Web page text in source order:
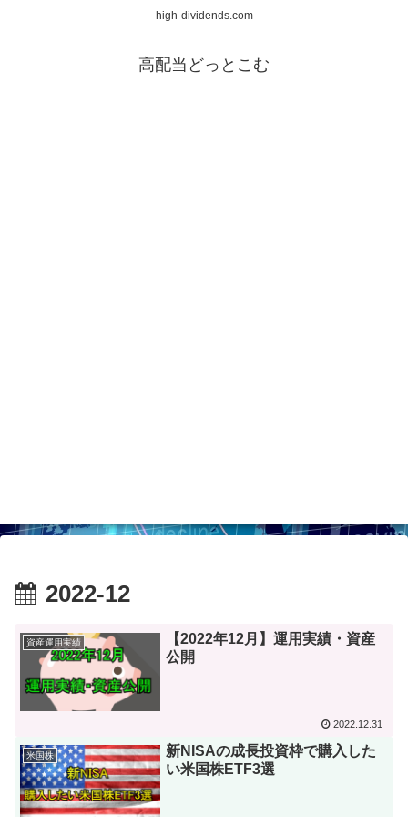
high-dividends.com
高配当どっとこむ
2022-12
資産運用実績
【2022年12月】運用実績・資産
公開
2022.12.31
米国株
新NISAの成長投資枠で購入した
い米国株ETF3選